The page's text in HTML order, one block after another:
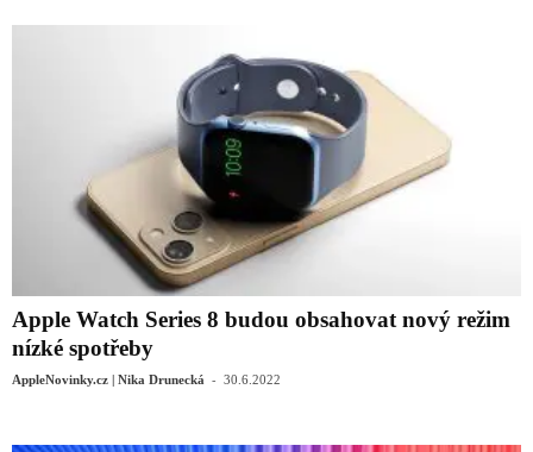
Apple Watch Series 8 budou obsahovat nový režim
nízké spotřeby
AppleNovinky.cz | Nika Drunecká - 30.6.2022